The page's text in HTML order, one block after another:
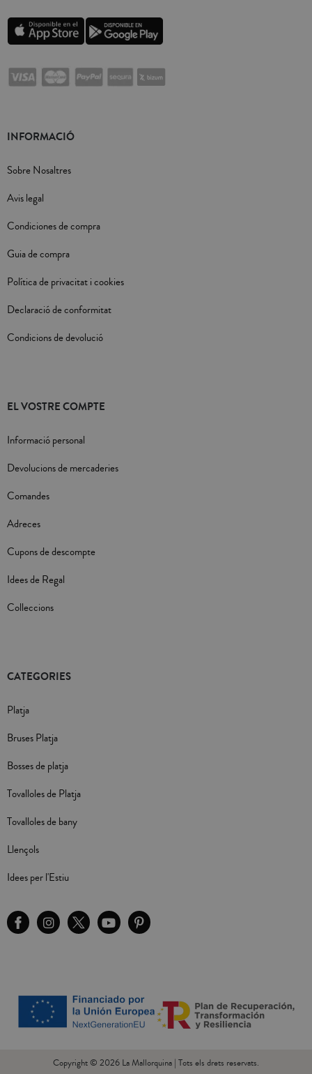
INFORMACIÓ
Sobre Nosaltres
Avis legal
Condiciones de compra
Guia de compra
Política de privacitat i cookies
Declaració de conformitat
Condicions de devolució
EL VOSTRE COMPTE
Informació personal
Devolucions de mercaderies
Comandes
Adreces
Cupons de descompte
Idees de Regal
Colleccions
CATEGORIES
Platja
Bruses Platja
Bosses de platja
Tovalloles de Platja
Tovalloles de bany
Llençols
Idees per l'Estiu
Copyright © 2026 La Mallorquina | Tots els drets reservats.